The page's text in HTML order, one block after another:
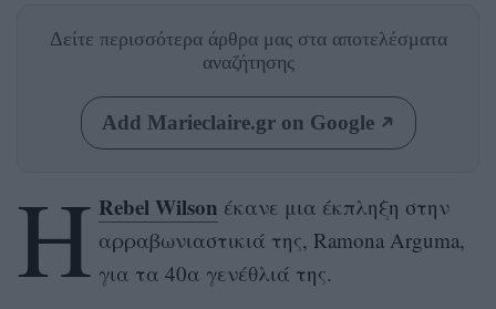
Δείτε περισσότερα άρθρα μας στα αποτελέσματα
αναζήτησης
Add Marieclaire.gr on Google
Η Rebel Wilson έκανε μια έκπληξη στην
αρραβωνιαστικιά της, Ramona Arguma,
για τα 40α γενέθλιά της.